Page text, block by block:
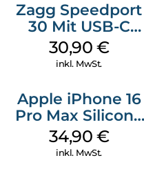
Zagg Speedport
30 Mit USB-C
Kabel Weiß
30,90 €
inkl. MwSt.
Apple iPhone 16
Pro Max Silicone
Case MagSafe
Denim
34,90 €
inkl. MwSt.